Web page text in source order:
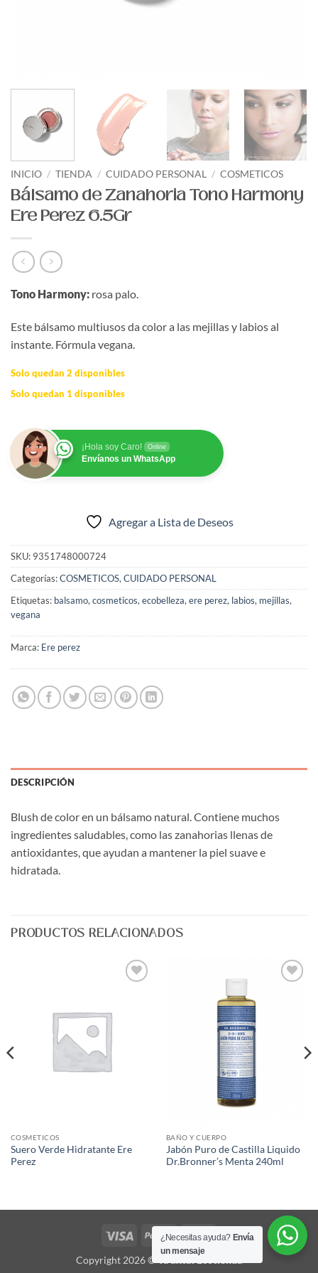
INICIO / TIENDA / CUIDADO PERSONAL / COSMETICOS
Bálsamo de Zanahoria Tono Harmony
Ere Perez 6.5Gr
Tono Harmony: rosa palo.
Este bálsamo multiusos da color a las mejillas y labios al
instante. Fórmula vegana.
Solo quedan 2 disponibles
Solo quedan 1 disponibles
¡Hola soy Caro! Online
Envíanos un WhatsApp
Agregar a Lista de Deseos
SKU: 9351748000724
Categorías:COSMETICOS, CUIDADO PERSONAL
Etiquetas: balsamo, cosmeticos, ecobelleza, ere perez, labios, mejillas,
vegana
Marca: Ere perez
DESCRIPCIÓN
Blush de color en un bálsamo natural. Contiene muchos
ingredientes saludables, como las zanahorias llenas de
antioxidantes, que ayudan a mantener la piel suave e
hidratada.
PRODUCTOS RELACIONADOS
COSMETICOS
Suero Verde Hidratante Ere
Perez
BAÑO Y CUERPO
Jabón Puro de Castilla Liquido
Dr.Bronner’s Menta 240ml
Visa PayPal MasterCard
Copyright 2026 ©
¿Necesitas ayuda? Envía
un mensaje